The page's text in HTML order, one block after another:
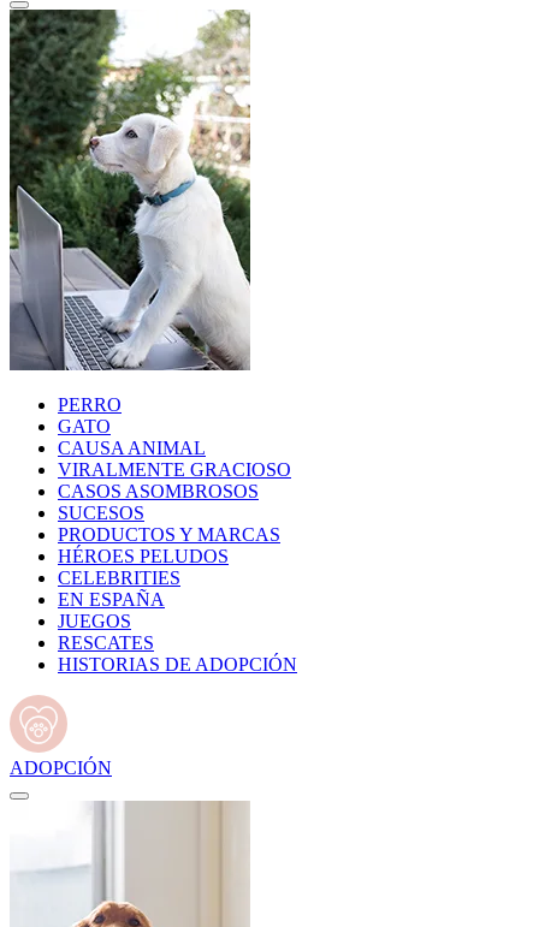
PERRO
GATO
CAUSA ANIMAL
VIRALMENTE GRACIOSO
CASOS ASOMBROSOS
SUCESOS
PRODUCTOS Y MARCAS
HÉROES PELUDOS
CELEBRITIES
EN ESPAÑA
JUEGOS
RESCATES
HISTORIAS DE ADOPCIÓN
ADOPCIÓN